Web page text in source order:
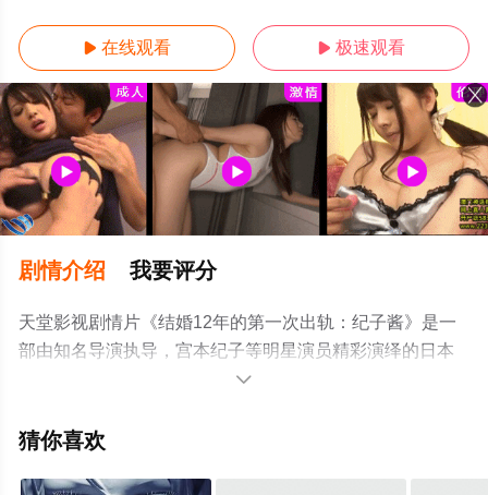
 在线观看  极速观看
剧情介绍 我要评分
天堂影视剧情片《结婚12年的第一次出轨：纪子酱》是一
部由知名导演执导，宫本纪子等明星演员精彩演绎的日本
电影，手机免费观看高清未删减完整版电影大全就上天堂
网等平台了解。

猜你喜欢